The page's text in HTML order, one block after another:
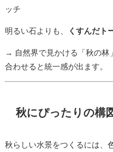
ッチ
明るい石よりも、 くすんだト
→ 自然界で見かける「秋の林
合わせると統一感が出ます。
秋にぴったりの構
秋らしい水景をつくるには、